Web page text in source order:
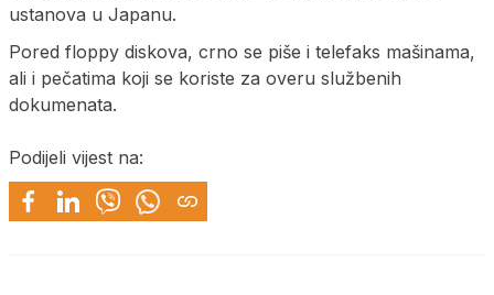
ustanova u Japanu.
Pored floppy diskova, crno se piše i telefaks mašinama,
ali i pečatima koji se koriste za overu službenih
dokumenata.
Podijeli vijest na: